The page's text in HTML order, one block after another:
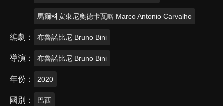
馬爾科安東尼奧德卡瓦略 Marco Antonio Carvalho
編劇 布魯諾比尼 Bruno Bini
導演 布魯諾比尼 Bruno Bini
年份 2020
國別 巴西